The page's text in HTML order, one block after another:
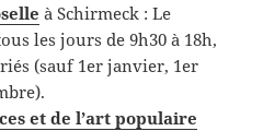
à Schirmeck : Le
les jours de 9h30 à 18h,
(sauf 1er janvier, 1er
et de l’art populaire